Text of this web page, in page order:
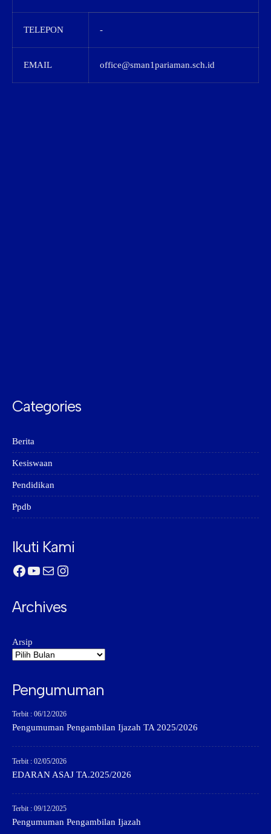
TELEPON -
EMAIL office@sman1pariaman.sch.id
Categories
Berita
Kesiswaan
Pendidikan
Ppdb
Ikuti Kami
Facebook
YouTube
MailInstagram
Archives
Arsip
Pengumuman
Terbit : 06/12/2026
Pengumuman Pengambilan Ijazah TA 2025/2026
Terbit : 02/05/2026
EDARAN ASAJ TA.2025/2026
Terbit : 09/12/2025
Pengumuman Pengambilan Ijazah